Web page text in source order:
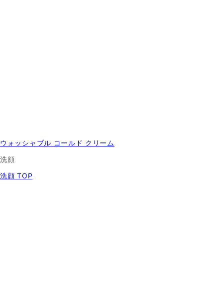
ウォッシャブル コールド クリーム
洗顔
洗顔 TOP